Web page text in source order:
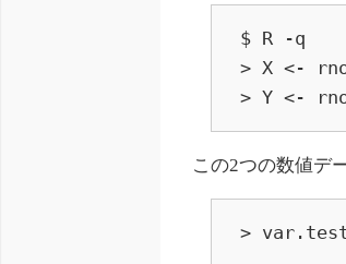
$ R -q
> X <-
> Y <-
この2つの数値デ
>